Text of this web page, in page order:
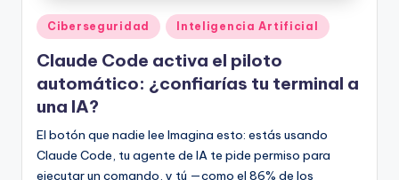
Publicado
en
Ciberseguridad Inteligencia Artificial
Claude Code activa el piloto
automático: ¿confiarías tu terminal a
una IA?
El botón que nadie lee Imagina esto: estás usando
Claude Code, tu agente de IA te pide permiso para
ejecutar un comando, y tú —como el 86% de los